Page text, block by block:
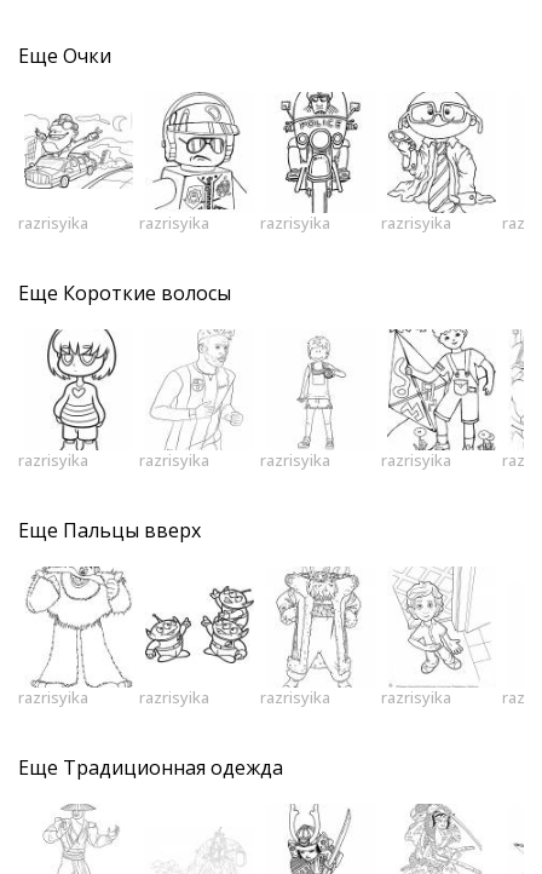
Еще Очки
razrisyika razrisyika razrisyika razrisyika
Еще Короткие волосы
razrisyika razrisyika razrisyika razrisyika
Еще Пальцы вверх
razrisyika razrisyika razrisyika razrisyika
Еще Традиционная одежда